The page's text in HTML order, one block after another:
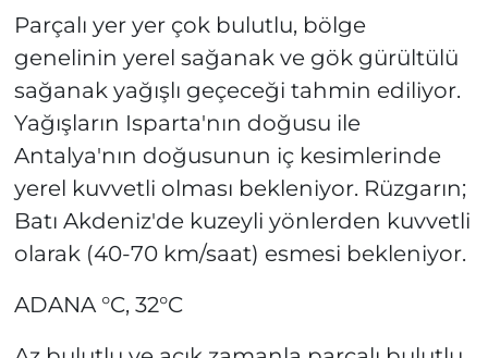
Parçalı yer yer çok bulutlu, bölge
genelinin yerel sağanak ve gök gürültülü
sağanak yağışlı geçeceği tahmin ediliyor.
Yağışların Isparta'nın doğusu ile
Antalya'nın doğusunun iç kesimlerinde
yerel kuvvetli olması bekleniyor. Rüzgarın;
Batı Akdeniz'de kuzeyli yönlerden kuvvetli
olarak (40-70 km/saat) esmesi bekleniyor.
ADANA °C, 32°C